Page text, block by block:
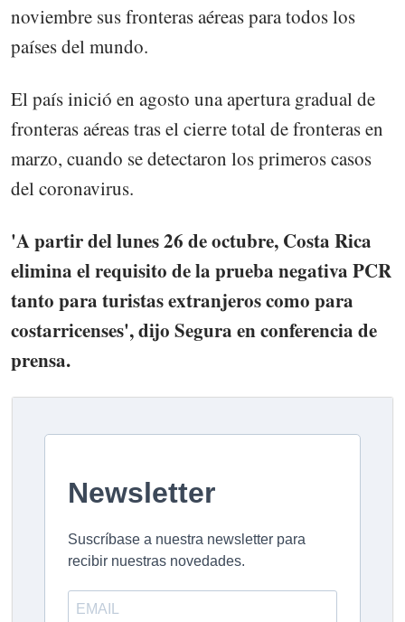
noviembre sus fronteras aéreas para todos los
países del mundo.
El país inició en agosto una apertura gradual de
fronteras aéreas tras el cierre total de fronteras en
marzo, cuando se detectaron los primeros casos
del coronavirus.
'A partir del lunes 26 de octubre, Costa Rica
elimina el requisito de la prueba negativa PCR
tanto para turistas extranjeros como para
costarricenses', dijo Segura en conferencia de
prensa.